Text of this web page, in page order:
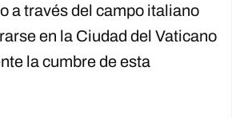
a través del campo italiano
en la Ciudad del Vaticano
la cumbre de esta